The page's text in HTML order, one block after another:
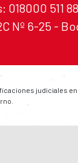
511
Nº 6-25 -
judiciales en